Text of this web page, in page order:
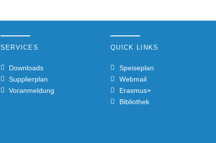
SERVICES
Downloads
Supplierplan
Voranmeldung
QUICK LINKS
Speiseplan
Webmail
Erasmus+
Bibliothek